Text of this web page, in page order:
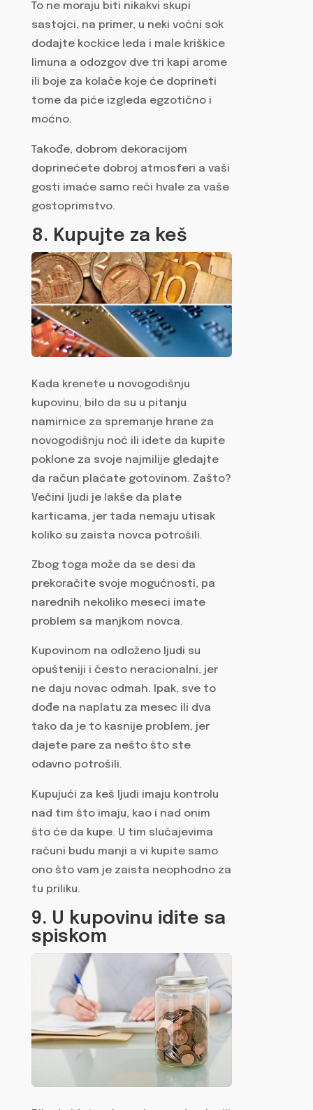
To ne moraju biti nikakvi skupi
sastojci, na primer, u neki voćni sok
dodajte kockice leda i male kriškice
limuna a odozgov dve tri kapi arome
ili boje za kolače koje će doprineti
tome da piće izgleda egzotično i
moćno.
Takođe, dobrom dekoracijom
doprinećete dobroj atmosferi a vaši
gosti imaće samo reči hvale za vaše
gostoprimstvo.
8. Kupujte za keš
Kada krenete u novogodišnju
kupovinu, bilo da su u pitanju
namirnice za spremanje hrane za
novogodišnju noć ili idete da kupite
poklone za svoje najmilije gledajte
da račun plaćate gotovinom. Zašto?
Večini ljudi je lakše da plate
karticama, jer tada nemaju utisak
koliko su zaista novca potrošili.
Zbog toga može da se desi da
prekoračite svoje mogućnosti, pa
narednih nekoliko meseci imate
problem sa manjkom novca.
Kupovinom na odloženo ljudi su
opušteniji i često neracionalni, jer
ne daju novac odmah. Ipak, sve to
dođe na naplatu za mesec ili dva
tako da je to kasnije problem, jer
dajete pare za nešto što ste
odavno potrošili.
Kupujući za keš ljudi imaju kontrolu
nad tim što imaju, kao i nad onim
što će da kupe. U tim slučajevima
računi budu manji a vi kupite samo
ono što vam je zaista neophodno za
tu priliku.
9. U kupovinu idite sa
spiskom